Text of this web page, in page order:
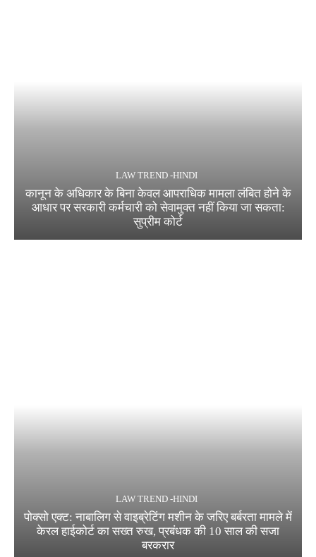
LAW TREND -HINDI
कानून के अधिकार के बिना केवल आपराधिक मामला लंबित होने के
आधार पर सरकारी कर्मचारी को सेवामुक्त नहीं किया जा सकता:
सुप्रीम कोर्ट
LAW TREND -HINDI
पोक्सो एक्ट: नाबालिग से वाइब्रेटिंग मशीन के जरिए बर्बरता मामले में
केरल हाईकोर्ट का सख्त रुख, प्रबंधक की 10 साल की सजा
बरकरार